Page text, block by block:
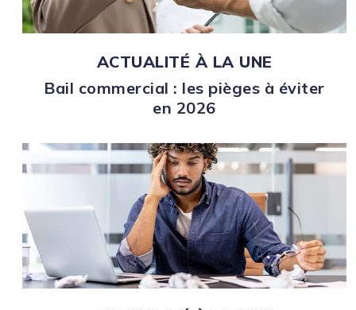
ACTUALITÉ À LA UNE
Bail commercial : les pièges à éviter
en 2026